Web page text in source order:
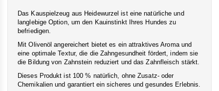
Das Kauspielzeug aus Heidewurzel ist eine natürliche und
langlebige Option, um den Kauinstinkt Ihres Hundes zu
befriedigen.
Mit Olivenöl angereichert bietet es ein attraktives Aroma und
eine optimale Textur, die die Zahngesundheit fördert, indem sie
die Bildung von Zahnstein reduziert und das Zahnfleisch stärkt.
Dieses Produkt ist 100 % natürlich, ohne Zusatz- oder
Chemikalien und garantiert ein sicheres und gesundes Erlebnis.